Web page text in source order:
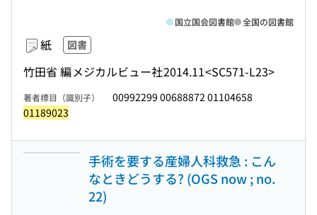
紙 図書
竹田省 編 メジカルビュー社2014.11<SC571-L23>
国立国会図書館 全国の図書館
著者標目（識別子）
00992299 00688872 01104658
01189023
手術を要する産婦人科救急 : こん
なときどうする? (OGS now ; no.
22)